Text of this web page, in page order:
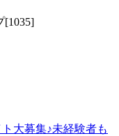
[1035]
大募集♪未経験者も